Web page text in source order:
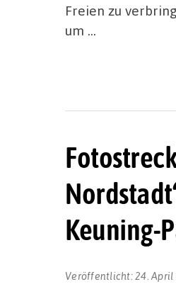
Freien zu
um …
Keuning-
Veröffentlicht:24. April